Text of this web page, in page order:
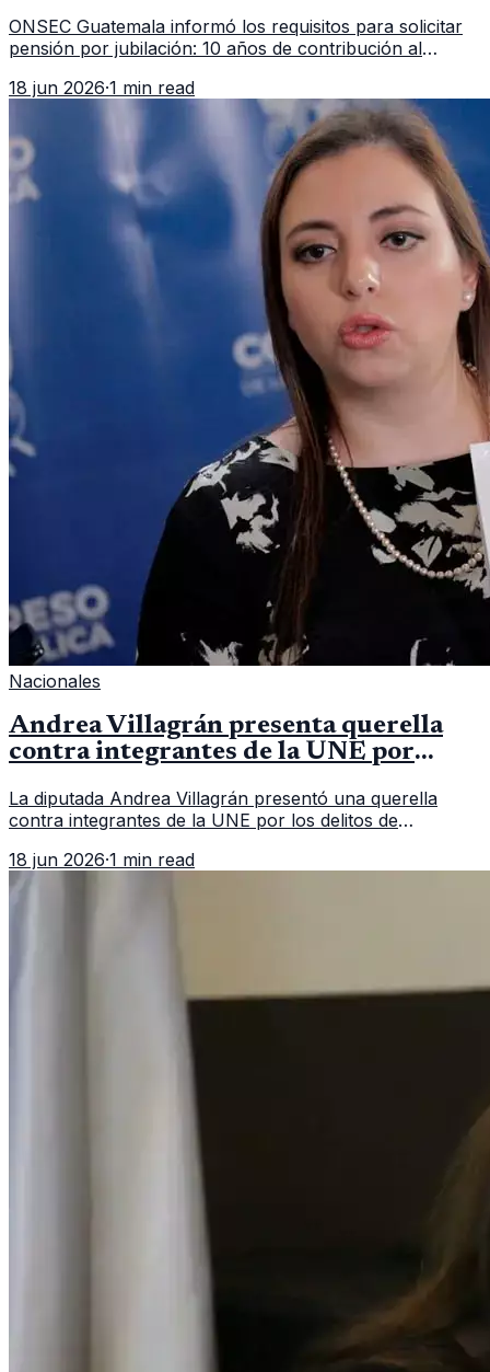
ONSEC Guatemala informó los requisitos para solicitar
pensión por jubilación: 10 años de contribución al
importar edad.
18 jun 2026·1 min read
Nacionales
Andrea Villagrán presenta querella
contra integrantes de la UNE por
La diputada Andrea Villagrán presentó una querella
contra integrantes de la UNE por los delitos de
18 jun 2026·1 min read